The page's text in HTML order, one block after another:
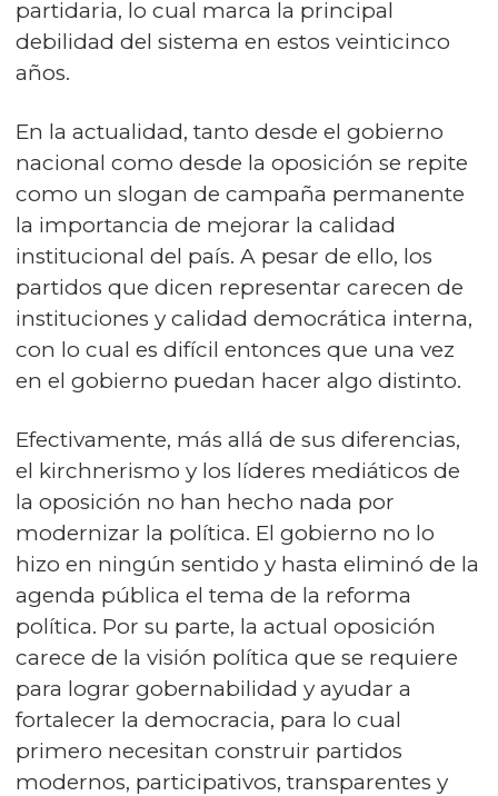
partidaria, lo cual marca la principal
debilidad del sistema en estos veinticinco
años.
En la actualidad, tanto desde el gobierno
nacional como desde la oposición se repite
como un slogan de campaña permanente
la importancia de mejorar la calidad
institucional del país. A pesar de ello, los
partidos que dicen representar carecen de
instituciones y calidad democrática interna,
con lo cual es difícil entonces que una vez
en el gobierno puedan hacer algo distinto.
Efectivamente, más allá de sus diferencias,
el kirchnerismo y los líderes mediáticos de
la oposición no han hecho nada por
modernizar la política. El gobierno no lo
hizo en ningún sentido y hasta eliminó de la
agenda pública el tema de la reforma
política. Por su parte, la actual oposición
carece de la visión política que se requiere
para lograr gobernabilidad y ayudar a
fortalecer la democracia, para lo cual
primero necesitan construir partidos
modernos, participativos, transparentes y